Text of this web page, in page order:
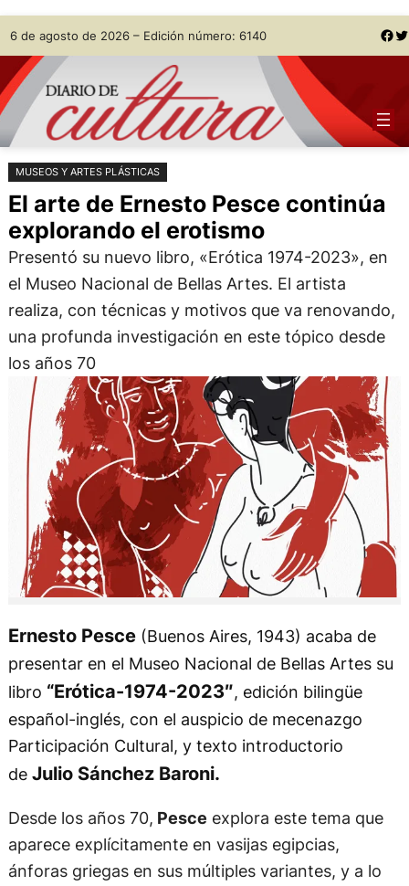
Saltar
al
contenido
Skip
to
content
6 de agosto de 2026 – Edición número: 6140 Facebook Twitter
MUSEOS Y ARTES PLÁSTICAS
El arte de Ernesto Pesce continúa
explorando el erotismo
Presentó su nuevo libro, «Erótica 1974-2023», en
el Museo Nacional de Bellas Artes. El artista
realiza, con técnicas y motivos que va renovando,
una profunda investigación en este tópico desde
los años 70
Ernesto Pesce (Buenos Aires, 1943) acaba de
presentar en el Museo Nacional de Bellas Artes su
libro “Erótica-1974-2023″, edición bilingüe
español-inglés, con el auspicio de mecenazgo
Participación Cultural, y texto introductorio
de Julio Sánchez Baroni.
Desde los años 70, Pesce explora este tema que
aparece explícitamente en vasijas egipcias,
ánforas griegas en sus múltiples variantes, y a lo